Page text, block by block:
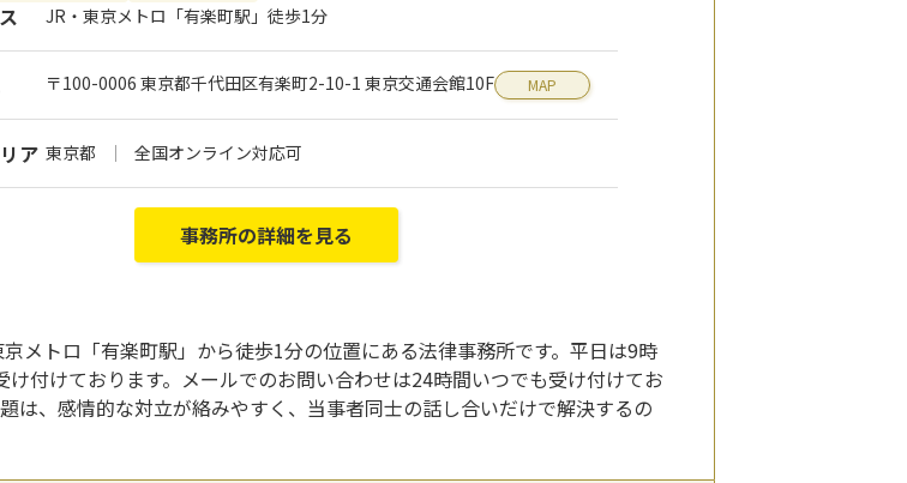
JR・東京メトロ「有楽町駅」徒歩1分
〒100-0006 東京都千代田区有楽町2-10-1 東京交通会館10F MAP
ア 東京都 全国オンライン対応可
事務所の詳細を見る
メトロ「有楽町駅」から徒歩1分の位置にある法律事務所です。平日は9時
付けております。メールでのお問い合わせは24時間いつでも受け付けてお
は、感情的な対立が絡みやすく、当事者同士の話し合いだけで解決するの